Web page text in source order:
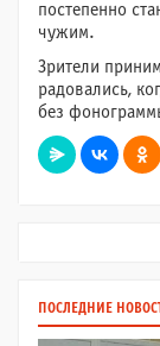
постепенно
чужим.
Зрители
радовались,
без
ПОСЛЕДНИЕ